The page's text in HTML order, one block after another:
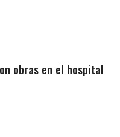
obras en el hospital